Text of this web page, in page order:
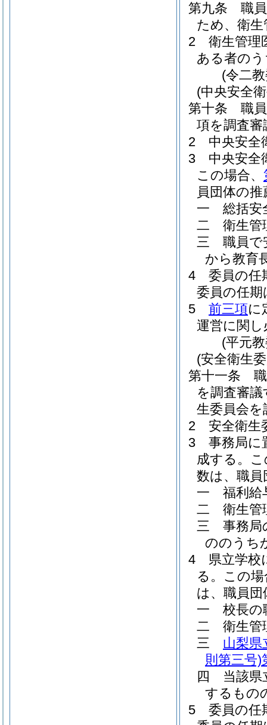
第九条
職
ため、衛
2
衛生管理
ある者の
(令二
(中央安全
第十条
職
項を調査
2
中央安全
3
中央安全
この場合、
員団体の
一
総括安
二
衛生管
三
職員で
から教育
4
委員の任
委員の任
5
前三項に
運営に関
(平元
(安全衛生
第十一条
を調査審
生委員会
2
安全衛生
3
事務局に
成する。
数は、職
一
福利給
二
衛生管
三
事務局
ののうち
4
県立学校
る。 この
は、職員
一
校長の
二
衛生管
三
山梨県
則第三号)
四
当該
するもの
5
委員の任